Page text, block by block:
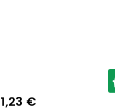
1,23 €